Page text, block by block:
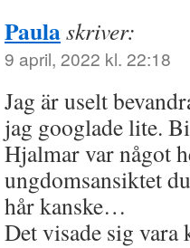
Paulaskriver:
9 april, 2022 kl. 22:18
Jag är uselt
jag googlade lite.
Hjalmar var något
ungdomsansiktet
hår kanske…
Det visade sig